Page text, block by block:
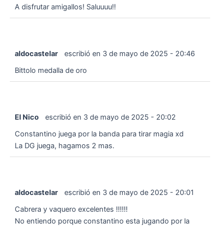
A disfrutar amigallos! Saluuuu!!
aldocastelar escribió en 3 de mayo de 2025 - 20:46
Bittolo medalla de oro
El Nico escribió en 3 de mayo de 2025 - 20:02
Constantino juega por la banda para tirar magia xd
La DG juega, hagamos 2 mas.
aldocastelar escribió en 3 de mayo de 2025 - 20:01
Cabrera y vaquero excelentes !!!!!!
No entiendo porque constantino esta jugando por la